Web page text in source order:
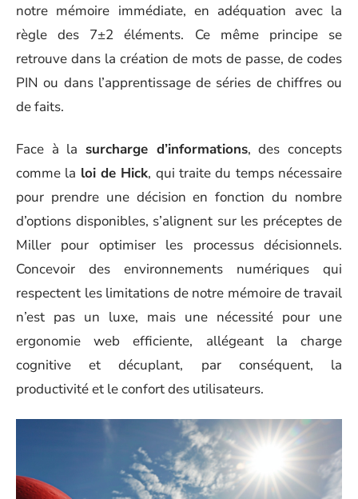
notre mémoire immédiate, en adéquation avec la
règle des 7±2 éléments. Ce même principe se
retrouve dans la création de mots de passe, de codes
PIN ou dans l’apprentissage de séries de chiffres ou
de faits.
Face à la surcharge d’informations, des concepts
comme la loi de Hick, qui traite du temps nécessaire
pour prendre une décision en fonction du nombre
d’options disponibles, s’alignent sur les préceptes de
Miller pour optimiser les processus décisionnels.
Concevoir des environnements numériques qui
respectent les limitations de notre mémoire de travail
n’est pas un luxe, mais une nécessité pour une
ergonomie web efficiente, allégeant la charge
cognitive et décuplant, par conséquent, la
productivité et le confort des utilisateurs.